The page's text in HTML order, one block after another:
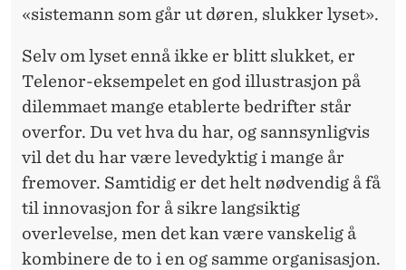
«sistemann som går ut døren, slukker lyset».
Selv om lyset ennå ikke er blitt slukket, er
Telenor-eksempelet en god illustrasjon på
dilemmaet mange etablerte bedrifter står
overfor. Du vet hva du har, og sannsynligvis
vil det du har være levedyktig i mange år
fremover. Samtidig er det helt nødvendig å få
til innovasjon for å sikre langsiktig
overlevelse, men det kan være vanskelig å
kombinere de to i en og samme organisasjon.